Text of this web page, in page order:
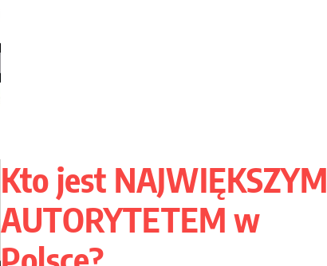
Kto jest NAJWIĘKSZYM
AUTORYTETEM w